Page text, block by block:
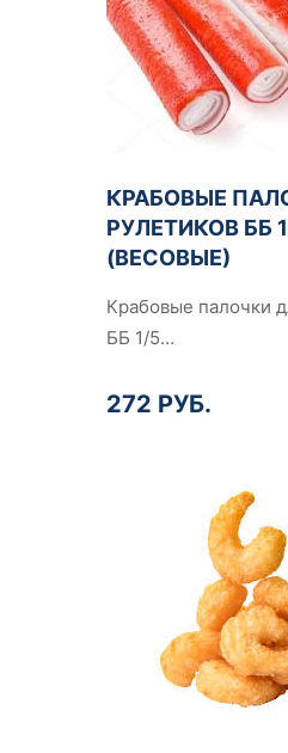
КРАБОВЫЕ
РУЛЕТИКОВ ББ
(ВЕСОВЫЕ)
Крабовые палочки
ББ 1/5…
272 РУБ.